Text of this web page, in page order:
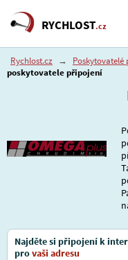
RYCHLOST.cz
Rychlost.cz → Poskytovatelé
poskytovatele připojení
Najděte si připojení k
provaši adresu